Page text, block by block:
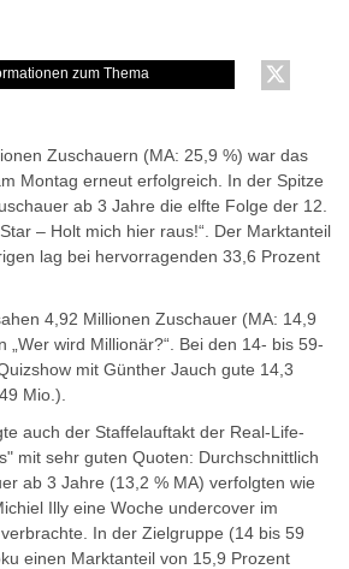
zum Thema
Zuschauern (MA: 25,9 %) war das
Montag erneut erfolgreich. In der Spitze
ab 3 Jahre die elfte Folge der 12.
– Holt mich hier raus!“. Der Marktanteil
lag bei hervorragenden 33,6 Prozent
4,92 Millionen Zuschauer (MA: 14,9
„Wer wird Millionär?“. Bei den 14- bis 59-
mit Günther Jauch gute 14,3
Mio.).
auch der Staffelauftakt der Real-Life-
mit sehr guten Quoten: Durchschnittlich
ab 3 Jahre (13,2 % MA) verfolgten wie
Illy eine Woche undercover im
In der Zielgruppe (14 bis 59
einen Marktanteil von 15,9 Prozent